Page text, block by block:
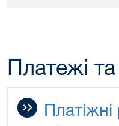
Платежі